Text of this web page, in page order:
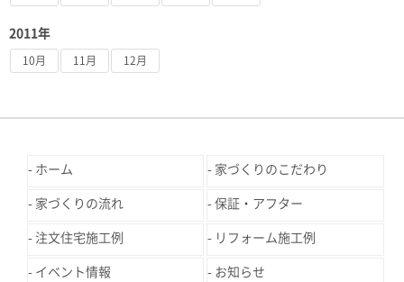
2011年
10月 11月 12月
ホーム 家づくりのこだわり
家づくりの流れ 保証・アフター
注文住宅施工例 リフォーム施工例
イベント情報 お知らせ